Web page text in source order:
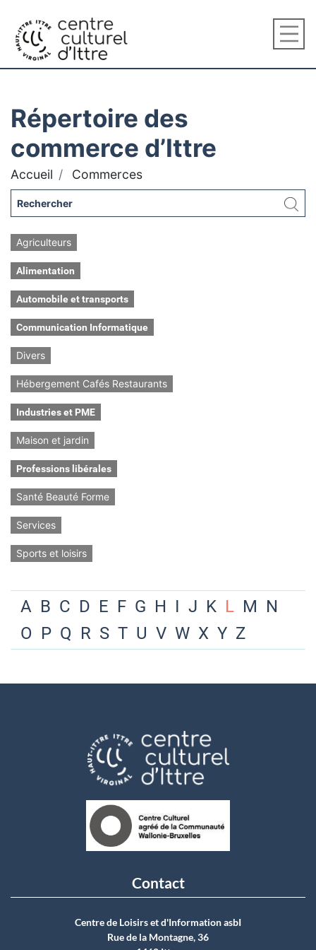
Répertoire des
commerce d’Ittre
Accueil Commerces
Agriculteurs
Alimentation
Automobile et transports
Communication Informatique
Divers
Hébergement Cafés Restaurants
Industries et PME
Maison et jardin
Professions libérales
Santé Beauté Forme
Services
Sports et loisirs
A B C D E F G H I J K L M N
O P Q R S T U V W X Y Z
Contact
Centre de Loisirs et d'Information asbI
Rue de la Montagne, 36